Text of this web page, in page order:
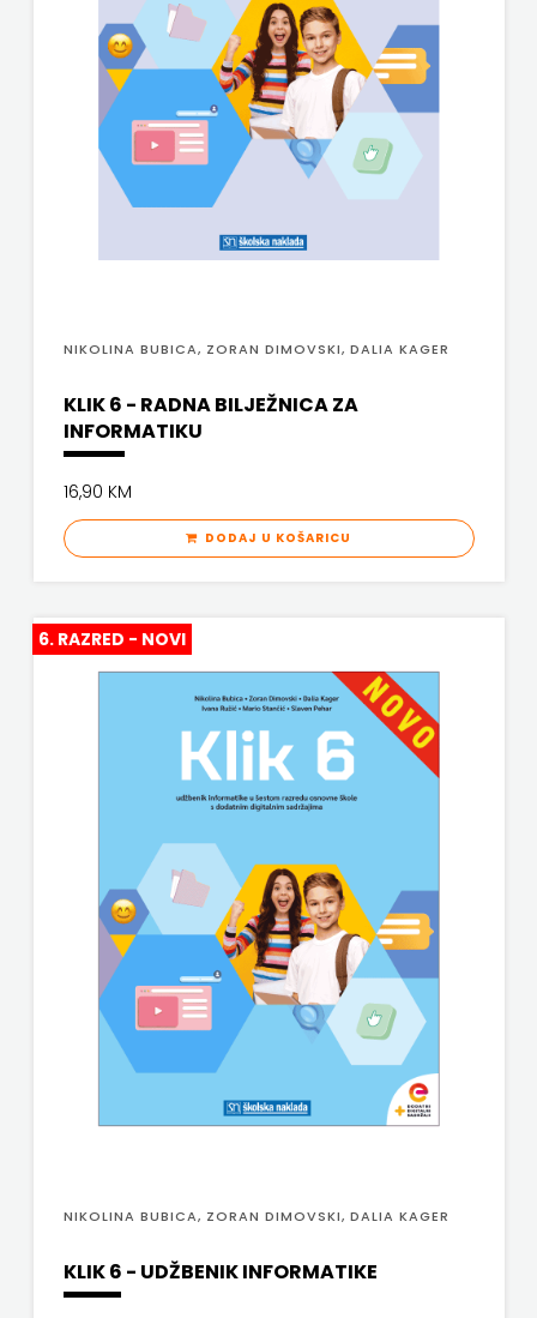
NIKOLINA BUBICA, ZORAN DIMOVSKI, DALIA KAGER
KLIK 6 - RADNA BILJEŽNICA ZA
INFORMATIKU
16,90 KM
DODAJ U KOŠARICU
6. RAZRED - NOVI
NIKOLINA BUBICA, ZORAN DIMOVSKI, DALIA KAGER
KLIK 6 - UDŽBENIK INFORMATIKE